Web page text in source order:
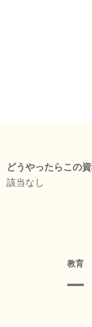
どうやったらこの
該当なし
教育